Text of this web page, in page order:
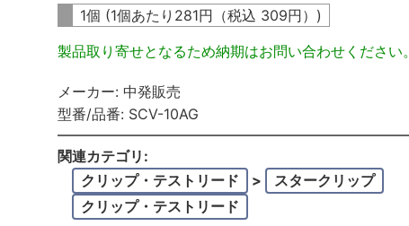
1個 (1個あたり 281円（税込 309円）)
製品取り寄せとなるため納期はお問い合わせください。
メーカー: 中発販売
型番/品番: SCV-10AG
関連カテゴリ:
クリップ・テストリード
>
スタークリップ
クリップ・テストリード